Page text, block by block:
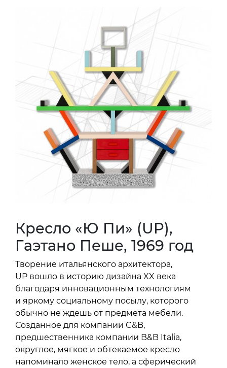
Кресло «Ю Пи» (UP),
Гаэтано Пеше, 1969 год
Творение итальянского архитектора,
UP вошло в историю дизайна XX века
благодаря инновационным технологиям
и яркому социальному посылу, которого
обычно не ждешь от предмета мебели.
Созданное для компании C&B,
предшественника компании B&B Italia,
округлое, мягкое и обтекаемое кресло
напоминало женское тело, а сферический